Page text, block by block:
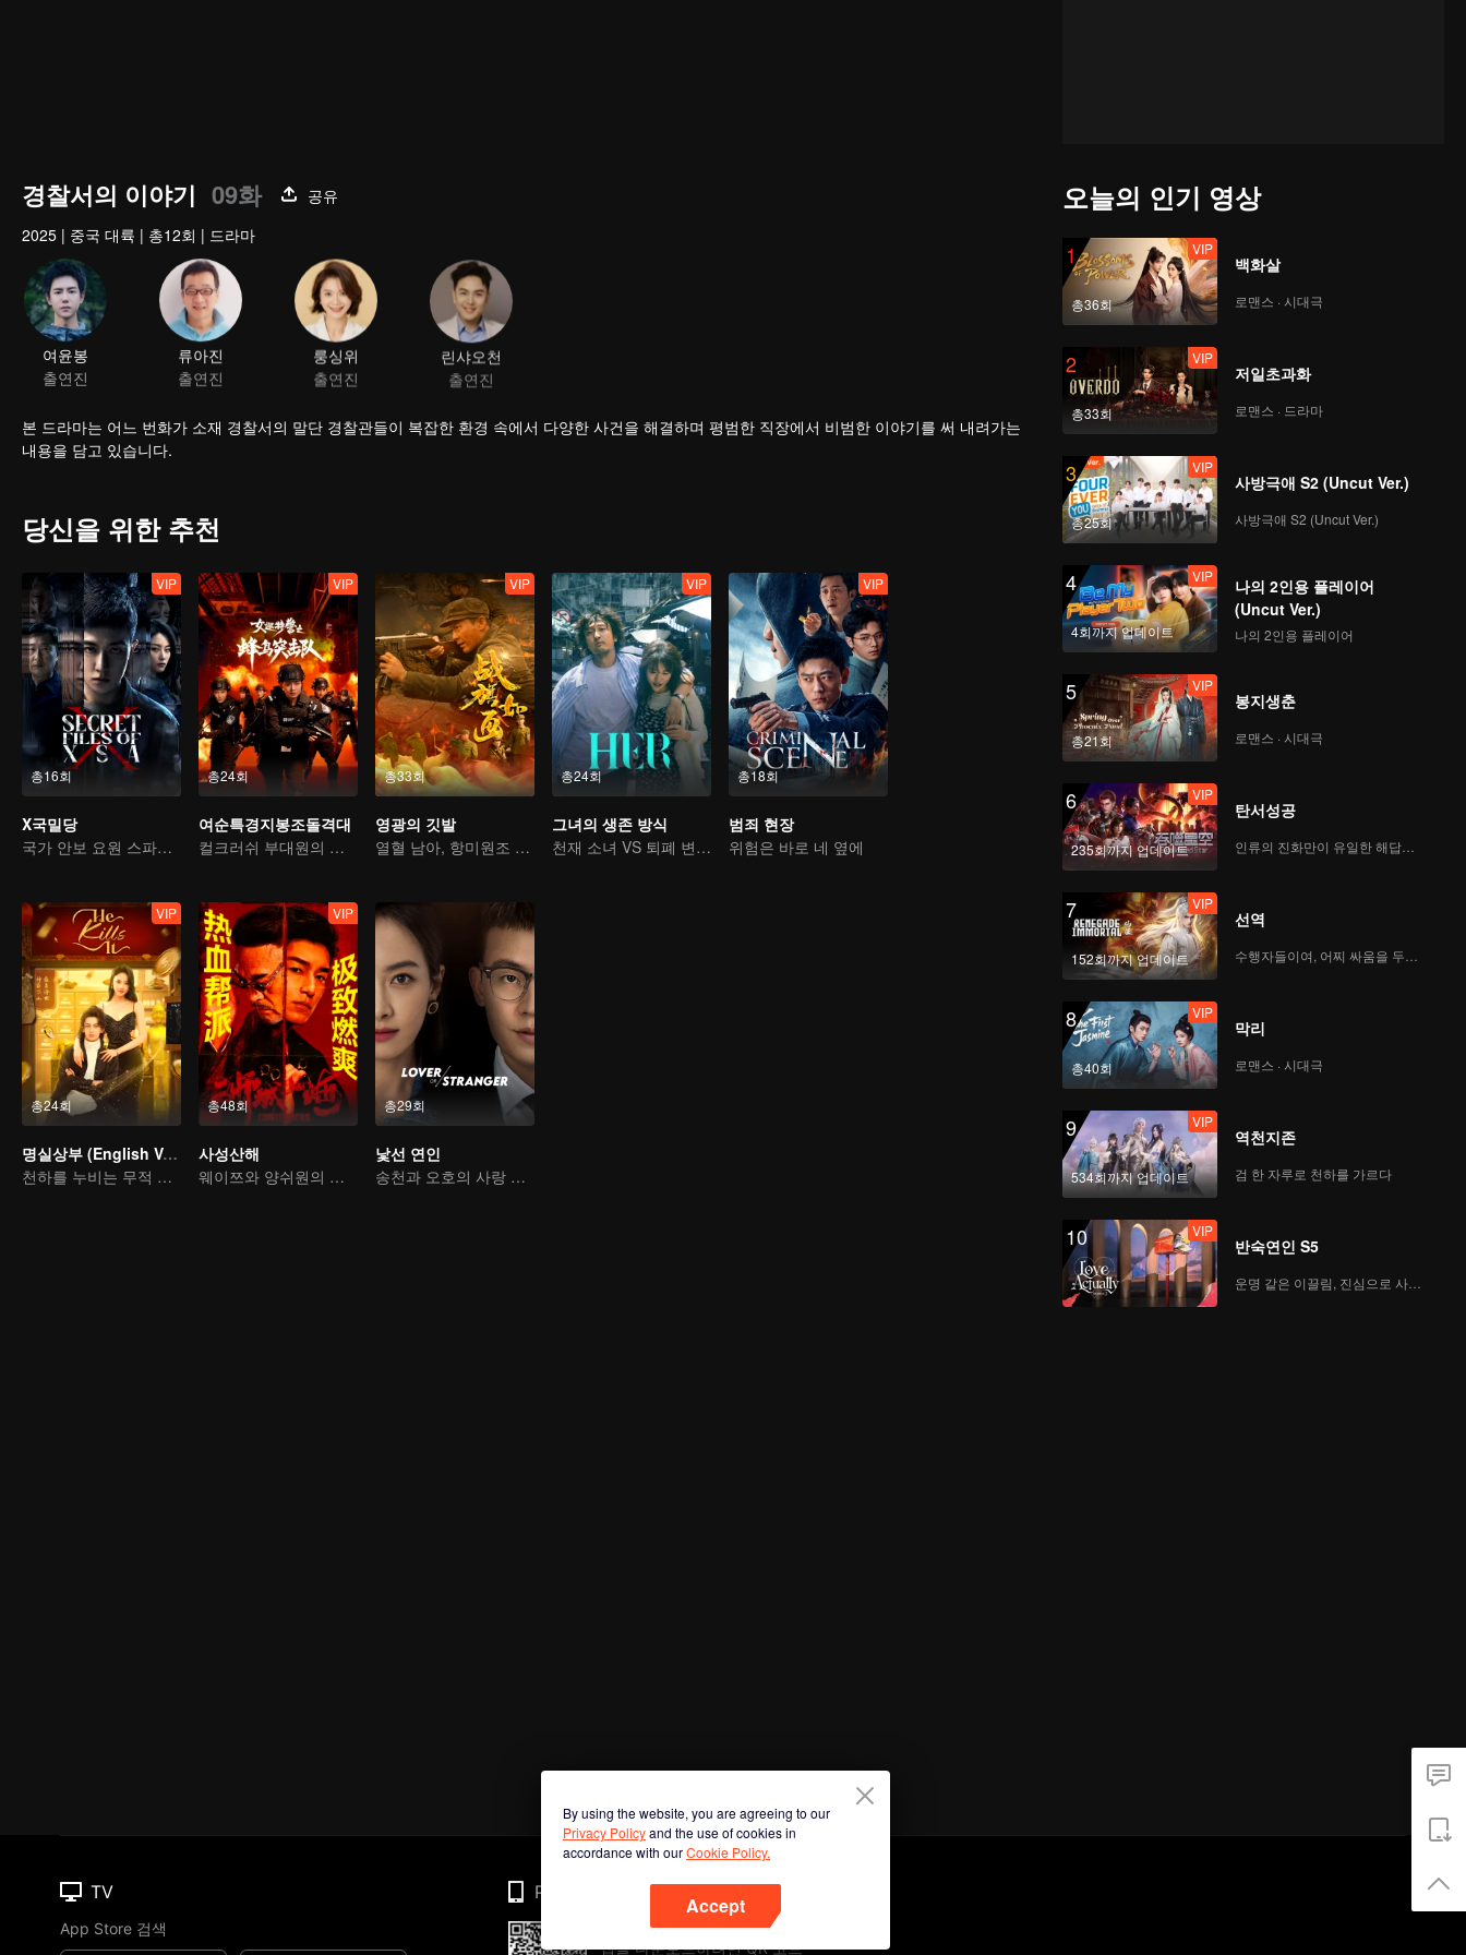
경찰서의 이야기 09화
공유
2025 | 중국 대륙 | 총12회 | 드라마
여윤봉
출연진
류아진
출연진
룽싱위
출연진
린샤오천
출연진
본 드라마는 어느 번화가 소재 경찰서의 말단 경찰관들이 복잡한 환경 속에서 다양한 사건을 해결하며 평범한 직장에서 비범한 이야기를 써 내려가는
내용을 담고 있습니다.
당신을 위한 추천
총16회
VIP
X국밀당
국가 안보 요원 스파이의 음모를 분쇄하다
총24회
VIP
여순특경지봉조돌격대
컬크러쉬 부대원의 사투를 건 범죄와의 전쟁
총33회
VIP
영광의 깃발
열혈 남아, 항미원조 조국 지키다
총24회
VIP
그녀의 생존 방식
천재 소녀 VS 퇴폐 변호사
총18회
VIP
범죄 현장
위험은 바로 네 옆에
총24회
VIP
명실상부 (English Ver.)
천하를 누비는 무적 명의
총48회
VIP
사성산해
웨이쯔와 양쉬원의 피 끓는 조직의 전설
총29회
낯선 연인
송천과 오호의 사랑 구원
오늘의 인기 영상
1
총36회
VIP
백화살
로맨스 · 시대극
2
총33회
VIP
저일초과화
로맨스 · 드라마
3
총25회
VIP
사방극애 S2 (Uncut Ver.)
사방극애 S2 (Uncut Ver.)
4
4회까지 업데이트
VIP
나의 2인용 플레이어
(Uncut Ver.)
나의 2인용 플레이어
5
총21회
VIP
봉지생춘
로맨스 · 시대극
6
235회까지 업데이트
VIP
탄서성공
인류의 진화만이 유일한 해답이다
7
152회까지 업데이트
VIP
선역
8
총40회
VIP
막리
로맨스 · 시대극
9
534회까지 업데이트
VIP
역천지존
검 한 자루로 천하를 가르다
10 VIP
반숙연인 S5
운명 같은 이끌림, 진심으로 사랑하다
By using the website, you are agreeing to our
Privacy Policyand the use of cookies in
accordance with ourCookie Policy.
Accept
TV
App Store 검색
Phone
앱을 다운로드하려면 QR 코드